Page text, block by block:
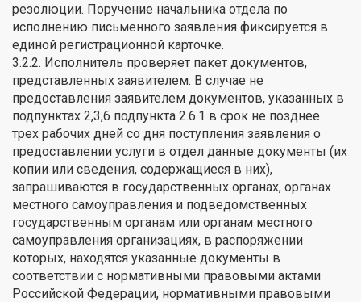
резолюции. Поручение начальника отдела по
исполнению письменного заявления фиксируется в
единой регистрационной карточке.
3.2.2. Исполнитель проверяет пакет документов,
представленных заявителем. В случае не
предоставления заявителем документов, указанных в
подпунктах 2,3,6 подпункта 2.6.1 в срок не позднее
трех рабочих дней со дня поступления заявления о
предоставлении услуги в отдел данные документы (их
копии или сведения, содержащиеся в них),
запрашиваются в государственных органах, органах
местного самоуправления и подведомственных
государственным органам или органам местного
самоуправления организациях, в распоряжении
которых, находятся указанные документы в
соответствии с нормативными правовыми актами
Российской Федерации, нормативными правовыми